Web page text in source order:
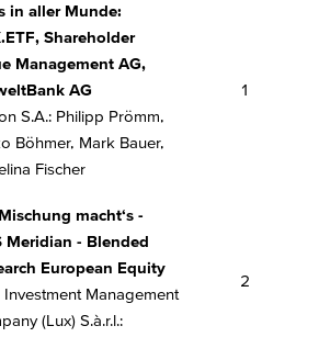
in aller Munde:
Shareholder
Management AG,
AG
S.A.: Philipp Prömm,
Böhmer, Mark Bauer,
Fischer
1
macht‘s -
Meridian - Blended
European Equity
Investment Management
(Lux) S.à.r.l.:
2